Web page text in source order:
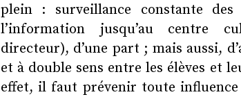
plein : surveillance constante
l’information jusqu’au centre
directeur), d’une part ; mais aussi,
et à double sens entre les élèves et
effet, il faut prévenir toute influence